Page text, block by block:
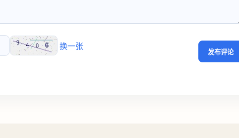
换一张
发布评论